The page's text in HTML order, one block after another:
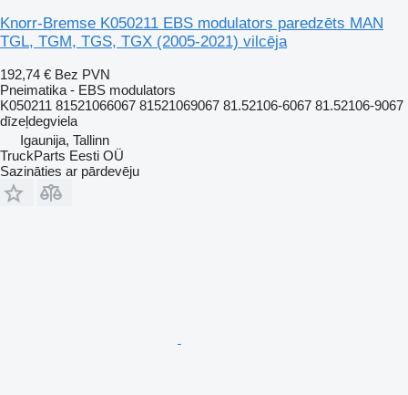
Knorr-Bremse K050211 EBS modulators paredzēts MAN
TGL, TGM, TGS, TGX (2005-2021) vilcēja
192,74 € Bez PVN
Pneimatika - EBS modulators
K050211 81521066067 81521069067 81.52106-6067 81.52106-9067
dīzeļdegviela
Igaunija, Tallinn
TruckParts Eesti OÜ
Sazināties ar pārdevēju